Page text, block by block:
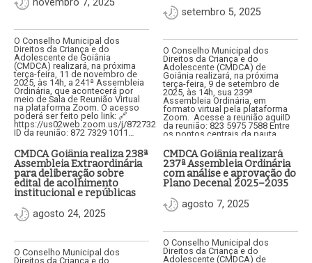
novembro 7, 2025
O Conselho Municipal dos
Direitos da Criança e do
Adolescente de Goiânia
(CMDCA) realizará, na próxima
terça-feira, 11 de novembro de
2025, às 14h, a 241ª Assembleia
Ordinária, que acontecerá por
meio de Sala de Reunião Virtual
na plataforma Zoom. O acesso
poderá ser feito pelo link: 🔗
https://us02web.zoom.us/j/87273291011🆔
ID da reunião: 872 7329 1011…
setembro 5, 2025
O Conselho Municipal dos
Direitos da Criança e do
Adolescente (CMDCA) de
Goiânia realizará, na próxima
terça-feira, 9 de setembro de
2025, às 14h, sua 239ª
Assembleia Ordinária, em
formato virtual pela plataforma
Zoom. Acesse a reunião aquiID
da reunião: 823 5975 7588 Entre
os pontos centrais da pauta
CMDCA Goiânia realiza 238ª
Assembleia Extraordinária
para deliberação sobre
edital de acolhimento
institucional e repúblicas
agosto 24, 2025
O Conselho Municipal dos
Direitos da Criança e do
CMDCA Goiânia realizará
237ª Assembleia Ordinária
com análise e aprovação do
Plano Decenal 2025–2035
agosto 7, 2025
O Conselho Municipal dos
Direitos da Criança e do
Adolescente (CMDCA) de